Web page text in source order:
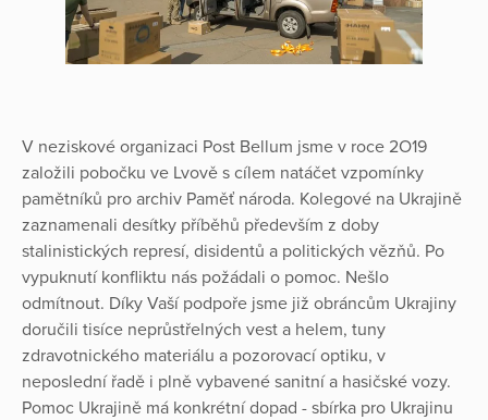
V neziskové organizaci Post Bellum jsme v roce 2O19
založili pobočku ve Lvově s cílem natáčet vzpomínky
pamětníků pro archiv Paměť národa. Kolegové na Ukrajině
zaznamenali desítky příběhů především z doby
stalinistických represí, disidentů a politických vězňů. Po
vypuknutí konfliktu nás požádali o pomoc. Nešlo
odmítnout. Díky Vaší podpoře jsme již obráncům Ukrajiny
doručili tisíce neprůstřelných vest a helem, tuny
zdravotnického materiálu a pozorovací optiku, v
neposlední řadě i plně vybavené sanitní a hasičské vozy.
Pomoc Ukrajině má konkrétní dopad - sbírka pro Ukrajinu